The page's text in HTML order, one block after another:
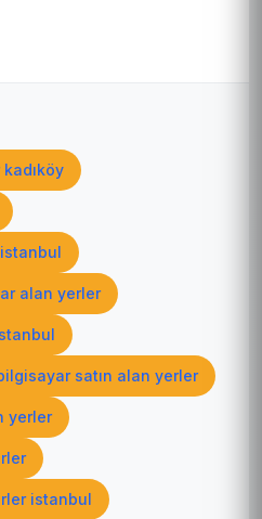
alan yerler
satın alan yerler
yerler
istanbul